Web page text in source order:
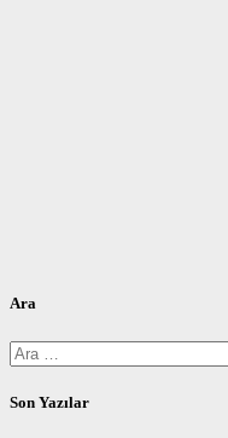
Ara
Arama:
Son Yazılar